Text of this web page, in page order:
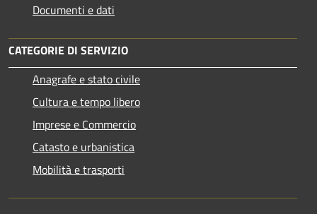
Documenti e dati
CATEGORIE DI SERVIZIO
Anagrafe e stato civile
Cultura e tempo libero
Imprese e Commercio
Catasto e urbanistica
Mobilità e trasporti